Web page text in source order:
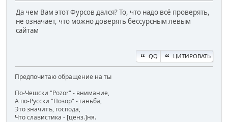
Да чем Вам этот Фурсов дался? То, что надо всё проверять,
не означает, что можно доверять бессурсным левым
сайтам
QQ ЦИТИРОВАТЬ
Предпочитаю обращение на ты
По-Чешски "Pozor" - внимание,
А по-Русски "Позор" - ганьба,
Это значитъ, господа,
Что славистика - [ценз.]ня.